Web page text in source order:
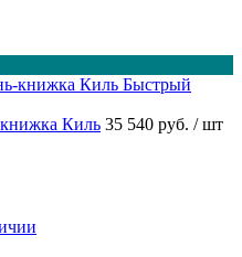
Быстрый
Киль 35 540 руб. / шт